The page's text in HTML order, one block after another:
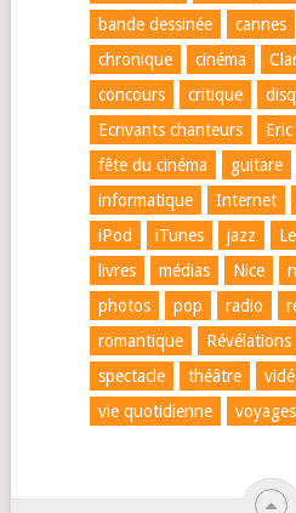
bande dessinée
cannes
chronique
cinéma
concours
critique
Ecrivants chanteurs
fête du cinéma
guitare
informatique
Internet
iPod
iTunes jazz
livres
médias Nice
photos
pop radio
romantique
Révélations
spectacle
théâtre
vie quotidienne
voyages